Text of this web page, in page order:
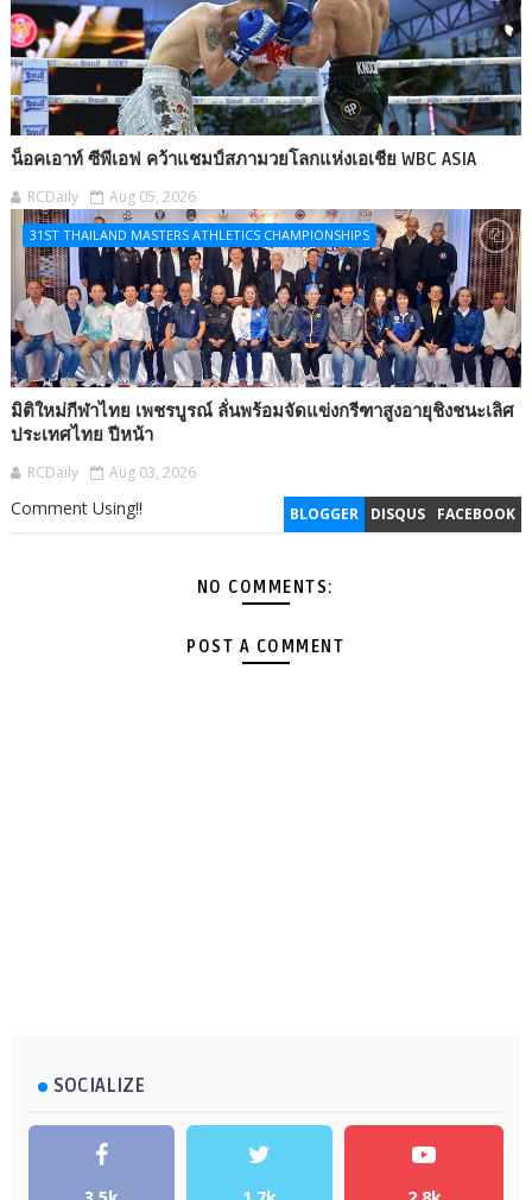
น็อคเอาท์ ซีพีเอฟ คว้าแชมป์สภามวยโลกแห่งเอเชีย WBC ASIA
RCDaily Aug 05, 2026
31ST THAILAND MASTERS ATHLETICS CHAMPIONSHIPS
มิติใหม่กีฬาไทย เพชรบูรณ์ ลั่นพร้อมจัดแข่งกรีฑาสูงอายุชิงชนะเลิศ
ประเทศไทย ปีหน้า
RCDaily Aug 03, 2026
BLOGGER DISQUS FACEBOOK
Comment Using!!
NO COMMENTS:
POST A COMMENT
SOCIALIZE